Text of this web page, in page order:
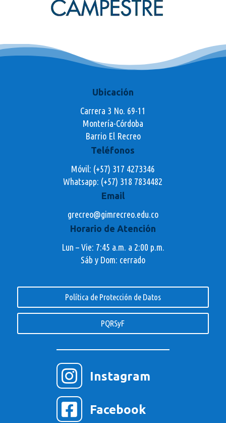
Ubicación
Carrera 3 No. 69-11
Montería-Córdoba
Barrio El Recreo
Teléfonos
Móvil: (+57) 317 4273346
Whatsapp: (+57) 318 7834482
Email
grecreo@gimrecreo.edu.co
Horario de Atención
Lun – Vie: 7:45 a.m. a 2:00 p.m.
Sáb y Dom: cerrado
Política de Protección de Datos
PQRSyF
 Instagram
 Facebook